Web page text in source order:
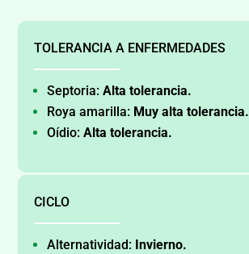
TOLERANCIA A ENFERMEDADES
Septoria:Alta tolerancia.
Roya amarilla: Muy alta tolerancia.
Oídio:Alta tolerancia.
CICLO
Alternatividad: Invierno.